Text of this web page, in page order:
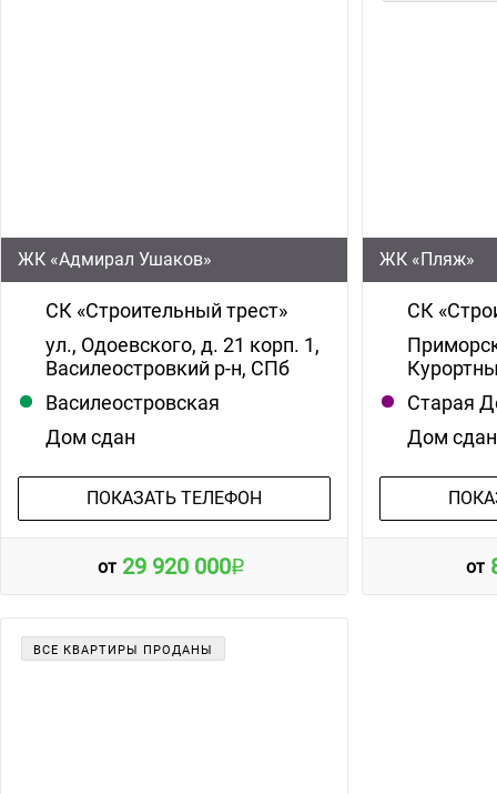
ЖК «Адмирал Ушаков»
СК «Строительный трест»
ул., Одоевского, д. 21 корп. 1,
Василеостровкий р-н, СПб
Василеостровская
Дом сдан
ПОКАЗАТЬ ТЕЛЕФОН
от 29 920 000
ЖК «Пляж»
СК
Старая
Дом сдан
от
ВСЕ КВАРТИРЫ ПРОДАНЫ